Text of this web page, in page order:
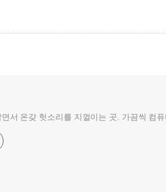
서 온갖 헛소리를 지껄이는 곳. 가끔씩 컴